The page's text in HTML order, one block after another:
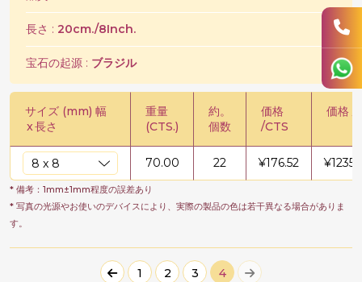
長さ : 20cm./8Inch.
宝石の起源 : ブラジル
サイズ (mm) 幅
x長さ
重量
(CTS.)
約。
個数
価格
/CTS
価格 /
70.00 22 ¥176.52 ¥
* 備考：1mm±1mm程度の誤差あり
* 写真の光源やお使いのデバイスにより、実際の製品の色は若干異なる場合がありま
す。
1 2 3 4